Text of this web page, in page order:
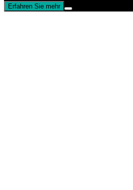
Erfahren Sie mehr